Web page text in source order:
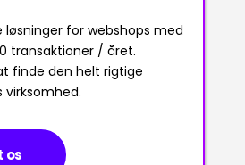
for webshops med
transaktioner / året.
finde den helt rigtige
virksomhed.
os